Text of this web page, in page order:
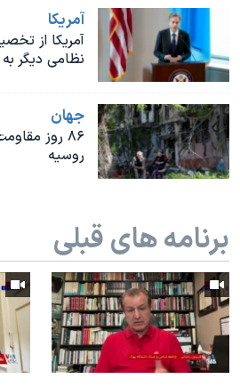
نرگس محمدی برنده جایزه نوبل صلح
همایش محافظه‌کاران آمریکا «سی‌پک»
سفر پرزیدنت ترامپ به چین
آمريکا
نظامی دیگر به
جهان
۸۶ روز
روسیه
برنامه های قبلی